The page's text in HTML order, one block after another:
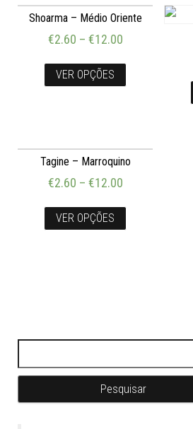
Shoarma – Médio Oriente
€2.60 – €12.00
VER OPÇÕES
Tagine – Marroquino
€2.60 – €12.00
VER OPÇÕES